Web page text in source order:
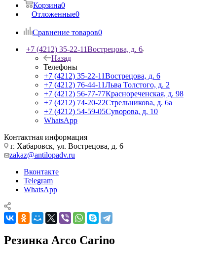
Корзина0
Отложенные0
Сравнение товаров0
+7 (4212) 35-22-11Вострецова, д. 6
Назад
Телефоны
+7 (4212) 35-22-11Вострецова, д. 6
+7 (4212) 76-44-11Льва Толстого, д. 2
+7 (4212) 56-77-77Краснореченская, д. 98
+7 (4212) 74-20-22Стрельникова, д. 6а
+7 (4212) 54-59-05Суворова, д. 10
WhatsApp
Контактная информация
г. Хабаровск, ул. Вострецова, д. 6
zakaz@antilopadv.ru
Вконтакте
Telegram
WhatsApp
Резинка Arco Carino